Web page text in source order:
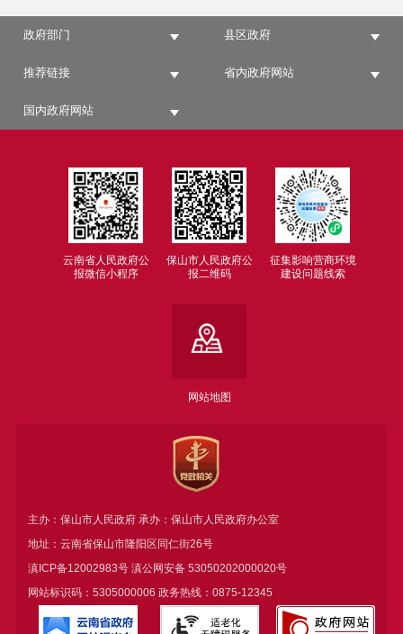
政府部门 县区政府
推荐链接 省内政府网站
国内政府网站
云南省人民政府公
报微信小程序
保山市人民政府公
报二维码
征集影响营商环境
建设问题线索
网站地图
主办：保山市人民政府 承办：保山市人民政府办公室
地址：云南省保山市隆阳区同仁街26号
滇ICP备12002983号滇公网安备 53050202000020号
网站标识码：5305000006 政务热线：0875-12345